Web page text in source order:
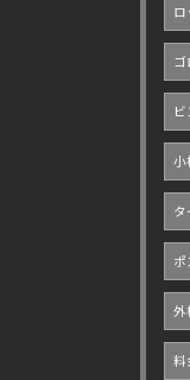
ロ
小
タ
ポ
外
料